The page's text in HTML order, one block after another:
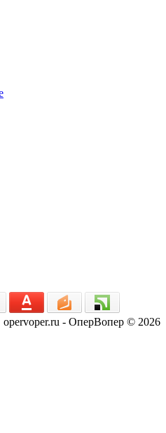
opervoper.ru - ОперВопер © 2026